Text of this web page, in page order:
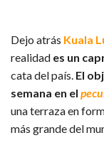
Dejo atrás Kuala
realidad es un
cata del país. El
semana en el
una terraza en
más grande del